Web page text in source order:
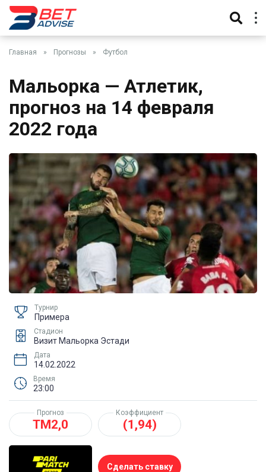
Главная » Прогнозы » Футбол
Мальорка — Атлетик,
прогноз на 14 февраля
2022 года
Турнир
Примера
Стадион
Визит Мальорка Эстади
Дата
14.02.2022
Время
23:00
Прогноз
ТМ2,0
Коэффициент
(1,94)
Сделать ставку